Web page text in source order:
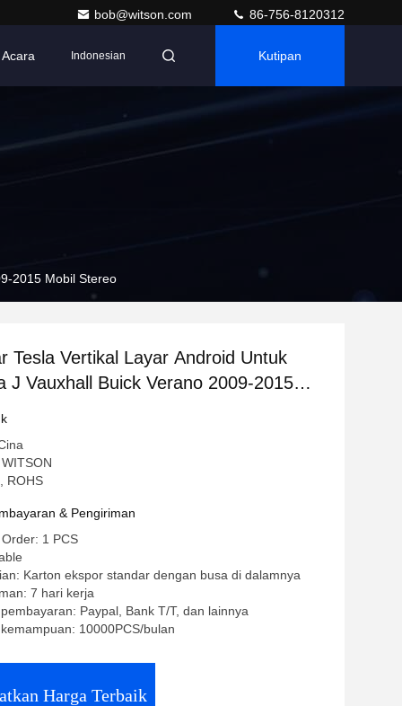
bob@witson.com 86-756-8120312
Acara Indonesian Kutipan
2015 Mobil Stereo
Tesla Vertikal Layar Android Untuk
J Vauxhall Buick Verano 2009-2015
ROHS
& Pengiriman
1 PCS
Karton ekspor standar dengan busa di dalamnya
7 hari kerja
Paypal, Bank T/T, dan lainnya
10000PCS/bulan
Harga Terbaik